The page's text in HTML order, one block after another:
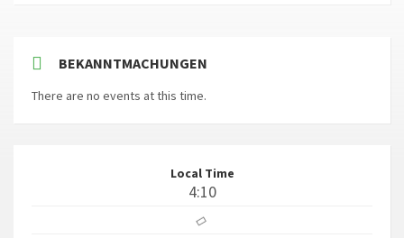
BEKANNTMACHUNGEN
There are no events at this time.
Local Time
4:10